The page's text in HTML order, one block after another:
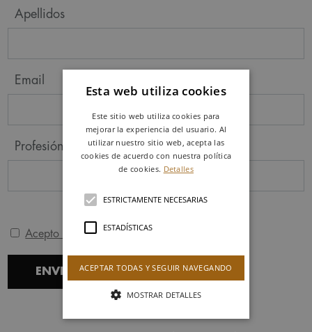
Apellidos
Email
Profesión
Acepto la política de privacidad
Esta web utiliza cookies
Este sitio web utiliza cookies para
mejorar la experiencia del usuario. Al
utilizar nuestro sitio web, acepta las
cookies de acuerdo con nuestra política
de cookies. Detalles
ESTRICTAMENTE NECESARIAS
ESTADÍSTICAS
ACEPTAR TODAS Y SEGUIR NAVEGANDO
MOSTRAR DETALLES